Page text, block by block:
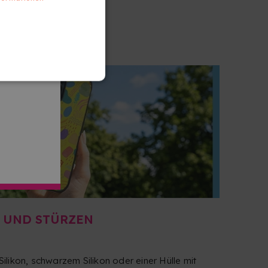
STÜRZEN
schwarzem Silikon oder einer Hülle mit